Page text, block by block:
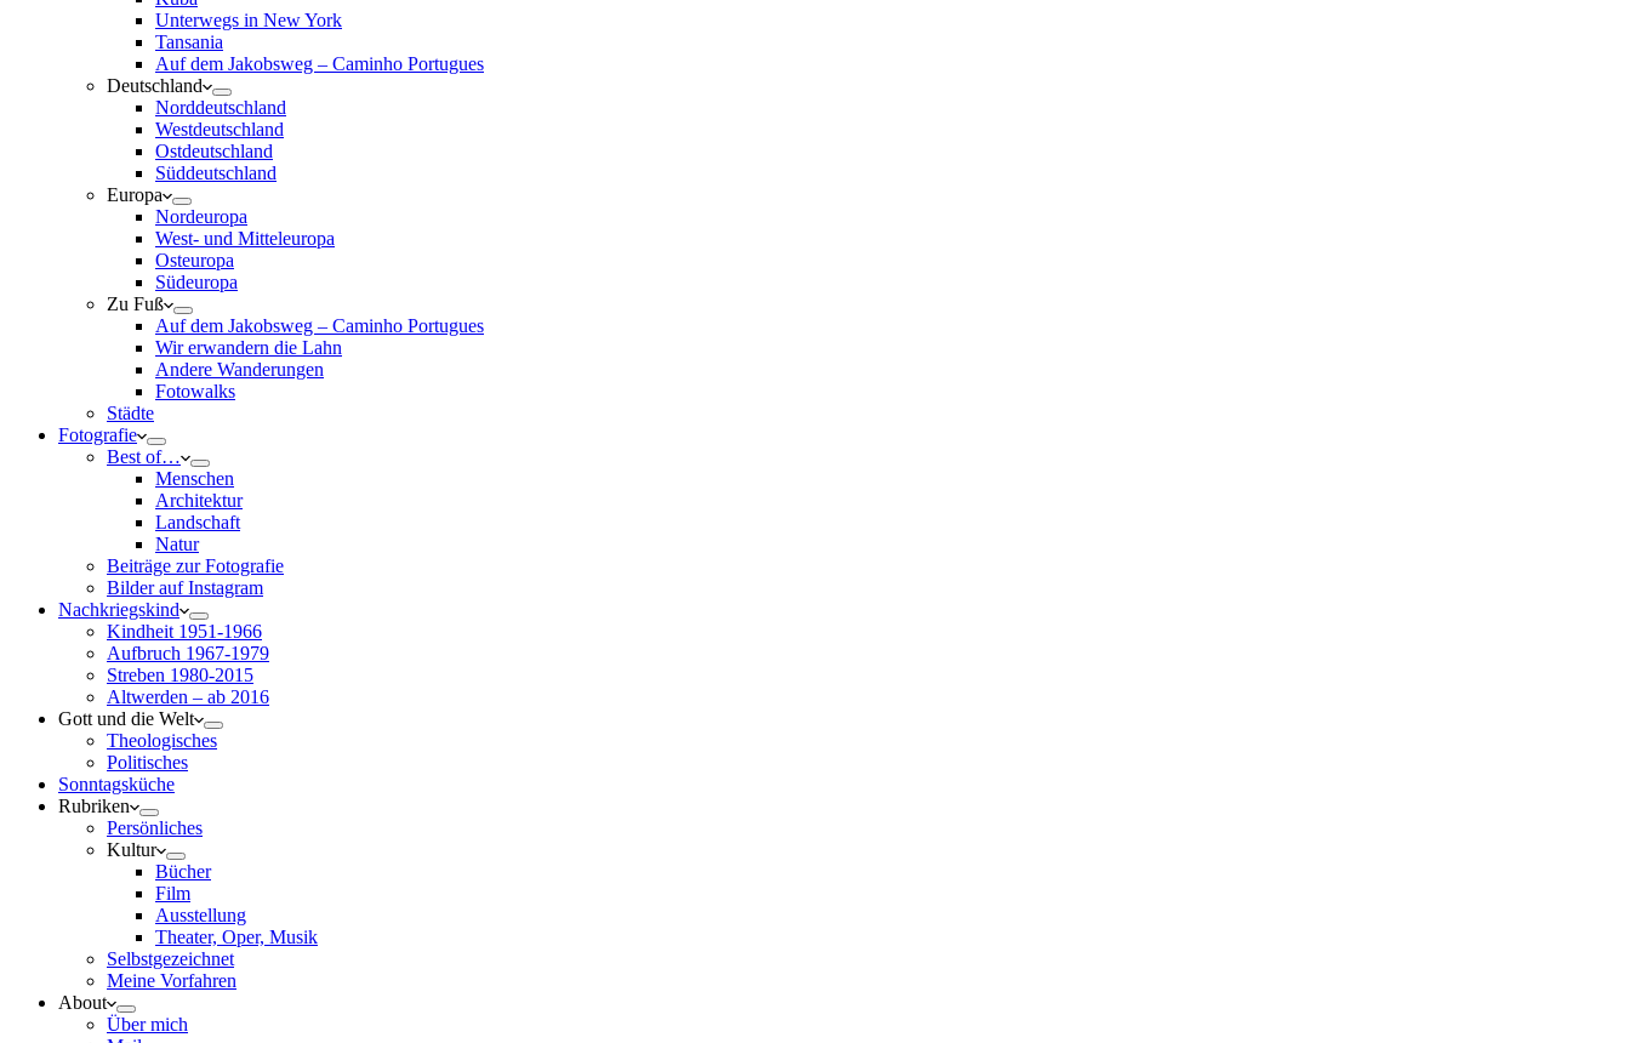
Unterwegs in New York
Tansania
Auf dem Jakobsweg – Caminho Portugues
Deutschland
Norddeutschland
Westdeutschland
Ostdeutschland
Süddeutschland
Europa
Nordeuropa
West- und Mitteleuropa
Osteuropa
Südeuropa
Zu Fuß
Auf dem Jakobsweg – Caminho Portugues
Wir erwandern die Lahn
Andere Wanderungen
Fotowalks
Städte
Fotografie
Best of…
Menschen
Architektur
Landschaft
Natur
Beiträge zur Fotografie
Bilder auf Instagram
Nachkriegskind
Kindheit 1951-1966
Aufbruch 1967-1979
Streben 1980-2015
Altwerden – ab 2016
Gott und die Welt
Theologisches
Politisches
Sonntagsküche
Rubriken
Persönliches
Kultur
Bücher
Film
Ausstellung
Theater, Oper, Musik
Selbstgezeichnet
Meine Vorfahren
About
Über mich